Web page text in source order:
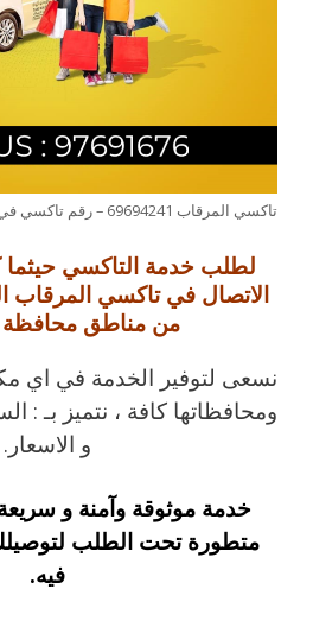
تاكسي المرقاب 69694241 – رقم تاكسي في المرقاب
لطلب خدمة التاكسي
الاتصال في تاكسي
من مناطق محافظة
نسعى لتوفير الخدمة في اي
ومحافظاتها كافة ، نتميز بـ :
و الاسعار.
خدمة موثوقة وآمنة و
متطورة تحت الطلب
فيه.